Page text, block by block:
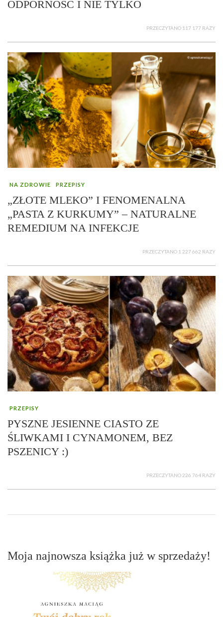
ODPORNOŚĆ I NIE TYLKO
PRZECZYTANO 117 177 RAZY
NA ZDROWIE PRZEPISY
„ZŁOTE MLEKO” I FENOMENALNA
„PASTA Z KURKUMY” – NATURALNE
REMEDIUM NA INFEKCJE
PRZECZYTANO 1 227 662 RAZY
PRZEPISY
PYSZNE JESIENNE CIASTO ZE
ŚLIWKAMI I CYNAMONEM, BEZ
PSZENICY :)
PRZECZYTANO 226 764 RAZY
Moja najnowsza książka już w sprzedaży!